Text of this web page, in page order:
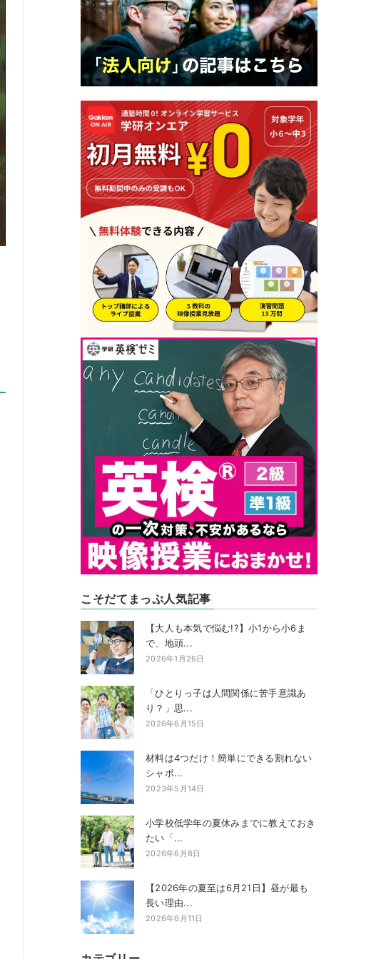
こそだてまっぷ人気記事
【大人も本気で悩む!?】小1から小6ま
で、地頭...
2026年1月26日
「ひとりっ子は人間関係に苦手意識あ
り？」思...
2026年6月15日
材料は4つだけ！簡単にできる割れない
シャボ...
2023年5月14日
小学校低学年の夏休みまでに教えておき
たい「...
2026年6月8日
【2026年の夏至は6月21日】昼が最も
長い理由...
2026年6月11日